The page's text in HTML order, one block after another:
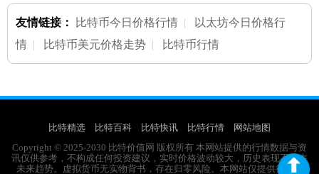
友情链接： 比特币今日价格行情 |
以太坊今日价格行
情 | 比特币美元价格走势 | 比特币行情
比特精选 比特百科 比特快讯 比特行情 网站地图
Copyright © 2025-2030 比特价值网 版权所有 本网站提供的行情数据与资
讯仅供参考，不构成任何投资建议，实时价格波动较大，历史表现不代表
未来趋势。虚拟货币无实物背书，存在归零风险。本网站仅提供行业资